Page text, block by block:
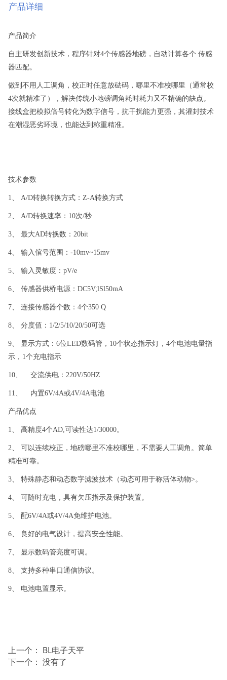
产品详细
产品简介
自主研发创新技术，程序针对4个传感器地磅，自动计算各个 传感
器匹配。
做到不用人工调角，校正时任意放砝码，哪里不准校哪里 （通常校
4次就精准了 ）， 解决传统小地磅调角耗时耗力又不精确的缺点。
接线盒把模拟倍号转化为数字信号，抗干扰能力更强，其灌封技术
在潮湿恶劣环境，也能达到称重精准。
技术参数
1、 A/D转换转换方式：Z-A转换方式
2、 A/D转换速率：10次/秒
3、 最大AD转换数： 20bit
4、 输入倌号范围： -10mv~15mv
5、 输入灵敏度：pV/e
6、 传感器供桥电源：DC5V;lSl50mA
7、 连接传感器个数：4个350 Q
8、 分度值：1/2/5/10/20/50可选
9、 显示方式：6位LED数码管，10个状态指示灯，4个电池电量指
示，1个充电指示
10、 交流供电： 220V/50HZ
11 内置6V/4A或4V/4A电池
产品优点
1 高精度4个AD, 可读性达1/30000。
2
可以连续校正，地磅哪里不准校哪里，不需要人工调角。简单
精准可靠。
3、 特殊静态和动态数字滤波技术（动态可用于称活体动物> 。
4、 可随时充电，具有欠压指示及保护装置。
5、 配6V/4A或4V/4A免维护电池。
6、 良好的电气设计，提高安全性能。
7、 显示数码管亮度可调。
8、 支持多种串口通信协议。
9、 电池电置显示。
上一个： BL电子天平
下一个： 没有了